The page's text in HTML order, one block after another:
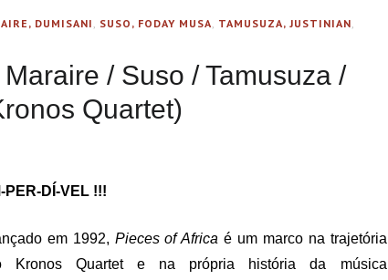
DUMISANI SUSO, FODAY MUSA TAMUSUZA, JUSTINIAN
/ Suso / Tamusuza /
Quartet)
PER-DÍ-VEL !!!
em 1992, Pieces of Africa é um marco na trajetória
Kronos Quartet e na própria história da música